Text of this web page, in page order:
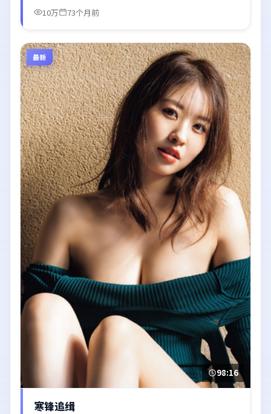
10万
73个月前
最新
98:16
寒锋追缉